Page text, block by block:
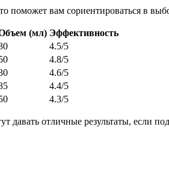
вам сориентироваться в
(мл) Эффективность
4.5/5
4.8/5
4.6/5
4.4/5
4.3/5
давать отличные результаты, если